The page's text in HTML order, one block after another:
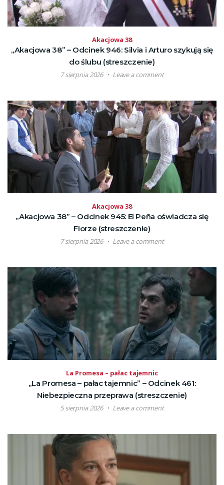
Akacjowa 38
„Akacjowa 38” – Odcinek 946: Silvia i Arturo szykują się
do ślubu (streszczenie)
7 sierpnia 2026 Leave a comment
Akacjowa 38
„Akacjowa 38” – Odcinek 945: El Peña oświadcza się
Florze (streszczenie)
7 sierpnia 2026 Leave a comment
La Promesa – pałac tajemnic
„La Promesa – pałac tajemnic” – Odcinek 461:
Niebezpieczna przeprawa (streszczenie)
5 sierpnia 2026 Leave a comment